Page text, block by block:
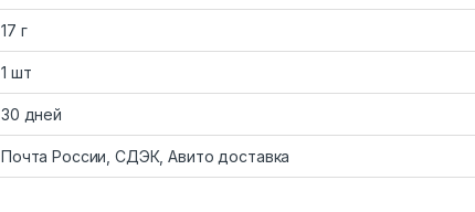
17 г
1 шт
30 дней
Почта России, СДЭК, Авито доставка